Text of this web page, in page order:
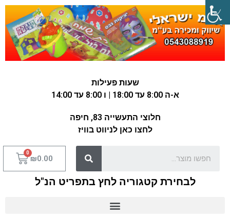
שעות פעילות
א-ה 8:00 עד 18:00 | ו 8:00 עד 14:00
חלוצי התעשייה 83, חיפה
לחצו כאן לניווט בוויז
₪0.00
לבחירת קטגוריה לחץ בתפריט הנ"ל